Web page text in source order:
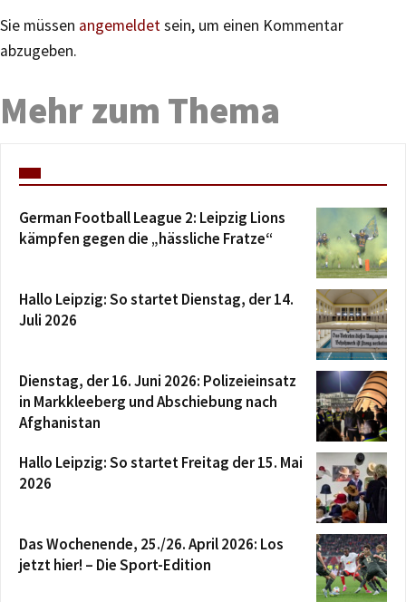
Sie müssen angemeldetsein, um einen Kommentar
abzugeben.
Mehr zum Thema
German Football League 2: Leipzig Lions
kämpfen gegen die „hässliche Fratze“
Hallo Leipzig: So startet Dienstag, der 14.
Juli 2026
Dienstag, der 16. Juni 2026: Polizeieinsatz
in Markkleeberg und Abschiebung nach
Afghanistan
Hallo Leipzig: So startet Freitag der 15. Mai
2026
Das Wochenende, 25./26. April 2026: Los
jetzt hier! – Die Sport-Edition